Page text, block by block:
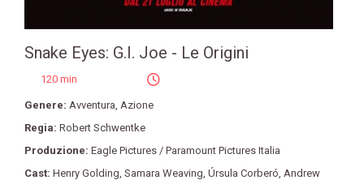
Snake Eyes: G.I. Joe - Le Origini
120 min
Genere: Avventura Azione
Regia: Robert Schwentke
Produzione: Eagle Pictures / Paramount Pictures Italia
Cast: Henry Golding Samara Weaving Úrsula Corberó Andrew